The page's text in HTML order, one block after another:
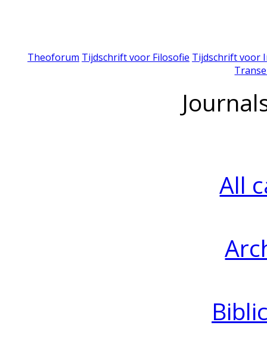
Theoforum Tijdschrift voor Filosofie Tijdschrift voor
All